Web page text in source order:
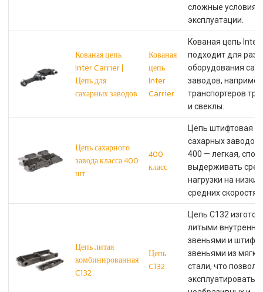
сложные условия
эксплуатации.
Кованая цепь
Inter Carrier |
Цепь для
сахарных заводов
Кованая
цепь
Inter
Carrier
Кованая цепь Inter
подходит для
оборудования
заводов,
транспортеров
и свеклы.
Цепь сахарного
завода класса 400
шт.
400
класс
Цепь штифтовая
сахарных заводов
400 — легкая,
выдерживать
нагрузки на
средних скоростях.
Цепь литая
комбинированная
C132
Цепь
C132
Цепь C132
литыми
звеньями и
звеньями из
стали, что
эксплуатировать